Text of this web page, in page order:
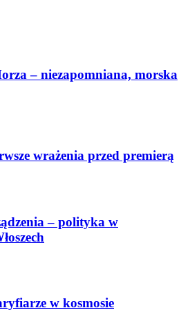
– niezapomniana, morska
wrażenia przed premierą
– polityka w
w kosmosie